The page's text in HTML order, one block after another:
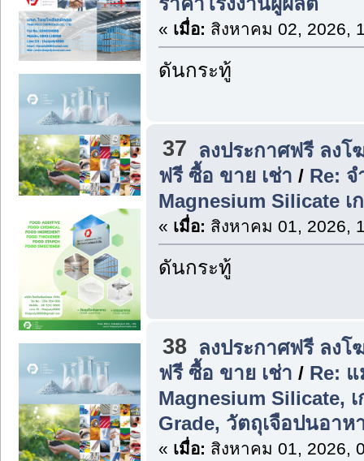
« เมื่อ: สิงหาคม 02, 2026,
ดันกระทู้
37
ลงประกาศฟรี ลง
ฟรี ซื้อ ขาย เช่า / Re:
Magnesium Silicate เ
« เมื่อ: สิงหาคม 01, 2026,
ดันกระทู้
38 ลงประกาศฟรี ลง
ฟรี ซื้อ ขาย เช่า / Re:
Magnesium Silicate,
Grade, วัตถุเจือปนอาห
« เมื่อ: สิงหาคม 01, 2026,